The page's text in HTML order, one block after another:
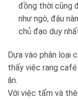
đồng thời cũng
như ngô, đậu
chủ đạo duy
Dựa vào phân loại
thấy việc rang
ăn.
Với việc tẩm và